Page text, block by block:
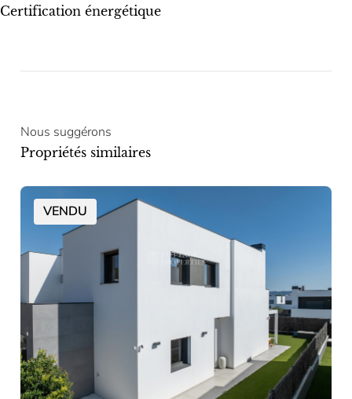
Certification énergétique
Nous suggérons
Propriétés similaires
VENDU